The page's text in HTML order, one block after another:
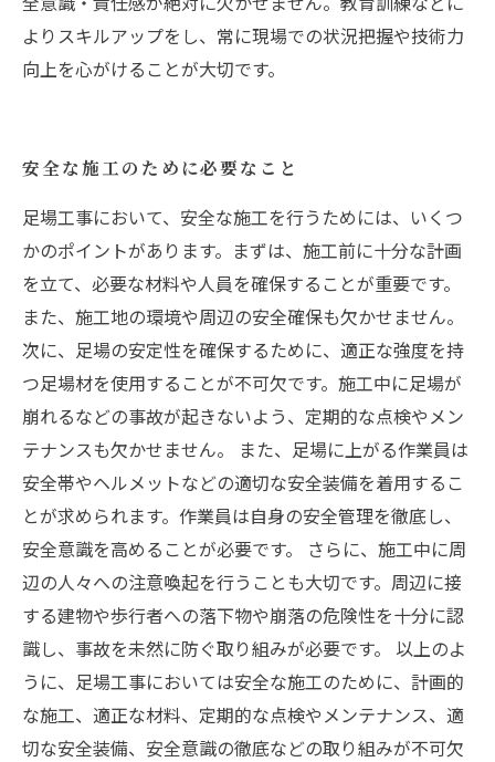
よりスキルアップをし、常に現場での状況把握や技術力
向上を心がけることが大切です。
安全な施工のために必要なこと
足場工事において、安全な施工を行うためには、いくつ
かのポイントがあります。まずは、施工前に十分な計画
を立て、必要な材料や人員を確保することが重要です。
また、施工地の環境や周辺の安全確保も欠かせません。
次に、足場の安定性を確保するために、適正な強度を持
つ足場材を使用することが不可欠です。施工中に足場が
崩れるなどの事故が起きないよう、定期的な点検やメン
テナンスも欠かせません。 また、足場に上がる作業員は
安全帯やヘルメットなどの適切な安全装備を着用するこ
とが求められます。作業員は自身の安全管理を徹底し、
安全意識を高めることが必要です。 さらに、施工中に周
辺の人々への注意喚起を行うことも大切です。周辺に接
する建物や歩行者への落下物や崩落の危険性を十分に認
識し、事故を未然に防ぐ取り組みが必要です。 以上のよ
うに、足場工事においては安全な施工のために、計画的
な施工、適正な材料、定期的な点検やメンテナンス、適
切な安全装備、安全意識の徹底などの取り組みが不可欠